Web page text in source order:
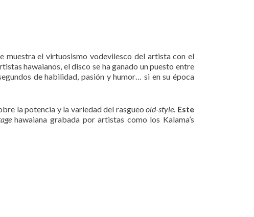
muestra el virtuosismo vodevilesco del artista con el
hawaianos, el disco se ha ganado un puesto entre
de habilidad, pasión y humor… si en su época
la potencia y la variedad del rasgueoold-style. Este
hawaiana grabada por artistas como los Kalama’s